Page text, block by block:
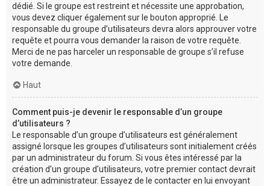
dédié. Si le groupe est restreint et nécessite une approbation,
vous devez cliquer également sur le bouton approprié. Le
responsable du groupe d’utilisateurs devra alors approuver votre
requête et pourra vous demander la raison de votre requête.
Merci de ne pas harceler un responsable de groupe s’il refuse
votre demande.
Haut
Comment puis-je devenir le responsable d’un groupe
d’utilisateurs ?
Le responsable d’un groupe d’utilisateurs est généralement
assigné lorsque les groupes d’utilisateurs sont initialement créés
par un administrateur du forum. Si vous êtes intéressé par la
création d’un groupe d’utilisateurs, votre premier contact devrait
être un administrateur. Essayez de le contacter en lui envoyant